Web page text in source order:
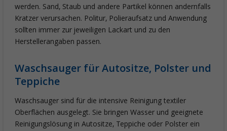
werden. Sand, Staub und andere Partikel können andernfalls
Kratzer verursachen. Politur, Polieraufsatz und Anwendung
sollten immer zur jeweiligen Lackart und zu den
Herstellerangaben passen.
Waschsauger für Autositze, Polster und
Teppiche
Waschsauger sind für die intensive Reinigung textiler
Oberflächen ausgelegt. Sie bringen Wasser und geeignete
Reinigungslösung in Autositze, Teppiche oder Polster ein